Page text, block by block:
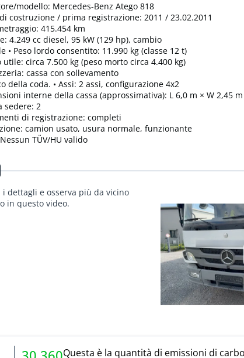
modello: Mercedes-Benz Atego 818
costruzione / prima registrazione: 2011 / 23.02.2011
415.454 km
4.249 cc diesel, 95 kW (129 hp), cambio
• Peso lordo consentito: 11.990 kg (classe 12 t)
utile: circa 7.500 kg (peso morto circa 4.400 kg)
cassa con sollevamento
della coda. • Assi: 2 assi, configurazione 4x2
interne della cassa (approssimativa): L 6,0 m × W 2,45
sedere: 2
di registrazione: completi
camion usato, usura normale, funzionante
TÜV/HU valido
i dettagli e osserva più da vicino
in questo video.
Questa è la quantità di emissioni di